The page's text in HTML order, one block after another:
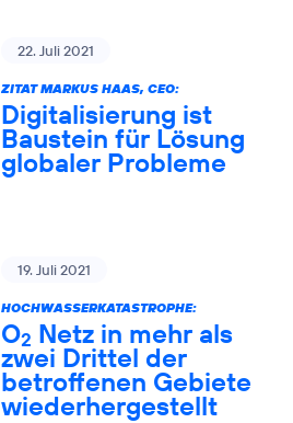
22. Juli 2021
ZITAT MARKUS HAAS, CEO:
Digitalisierung ist
Baustein für Lösung
globaler Probleme
19. Juli 2021
HOCHWASSERKATASTROPHE:
O2 Netz in mehr als
zwei Drittel der
betroffenen Gebiete
wiederhergestellt